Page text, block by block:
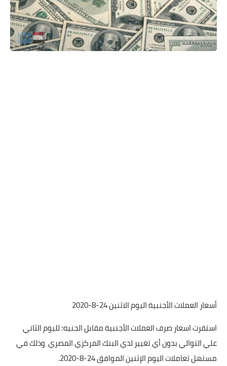
أسعار العملات الأجنبية اليوم الاثنين 24-8-2020
استقرت اسعار صرف العملات الأجنبية مقابل الجنيه؛ لليوم الثاني
علي التوالي بدون أي تغيير لدي البنك المركزي المصري وذلك في
مستهل تعاملات اليوم الإثنين الموافق 24-8-2020.